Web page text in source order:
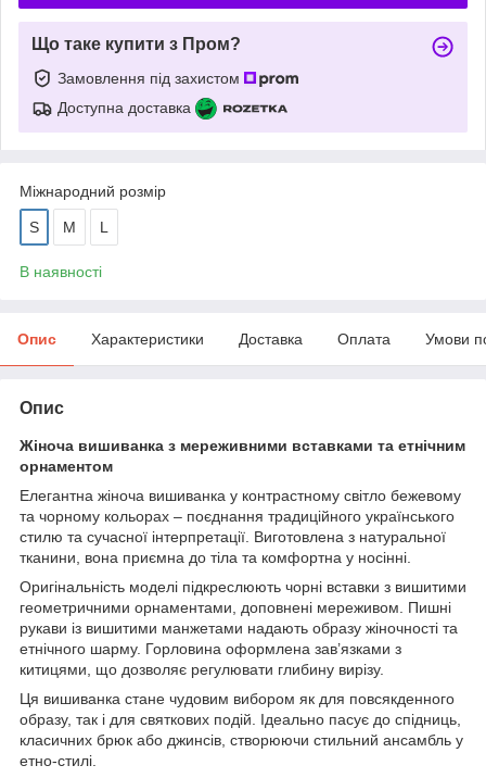
Що таке купити з Пром?
Замовлення під захистом
Доступна доставка
Міжнародний розмір
S M L
В наявності
Опис Характеристики Доставка Оплата Умови
Опис
Жіноча вишиванка з мереживними вставками та етнічним
орнаментом
Елегантна жіноча вишиванка у контрастному світло бежевому
та чорному кольорах – поєднання традиційного українського
стилю та сучасної інтерпретації. Виготовлена з натуральної
тканини, вона приємна до тіла та комфортна у носінні.
Оригінальність моделі підкреслюють чорні вставки з вишитими
геометричними орнаментами, доповнені мереживом. Пишні
рукави із вишитими манжетами надають образу жіночності та
етнічного шарму. Горловина оформлена зав’язками з
китицями, що дозволяє регулювати глибину вирізу.
Ця вишиванка стане чудовим вибором як для повсякденного
образу, так і для святкових подій. Ідеально пасує до спідниць,
класичних брюк або джинсів, створюючи стильний ансамбль у
етно-стилі.